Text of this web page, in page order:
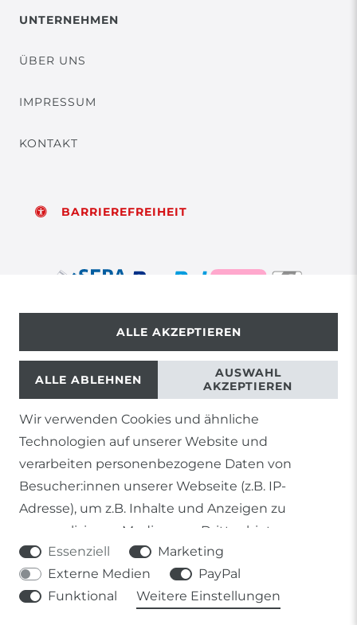
UNTERNEHMEN
ÜBER UNS
IMPRESSUM
KONTAKT
BARRIEREFREIHEIT
© Copyright 2026 | Alle Rechte vorbehalten.
1) Gilt nicht für Sendungen mit Futterinsekten,
Lebendpflanzen, Frostfutter oder lebende Tiere, sowie
Lieferungen per Spedition
2) gilt für sofort lieferbare Artikel und Produkte die keine
gesonderte Versandregelung besitzen.
Prozentangaben von Sonderangeboten auf die Ersparnis
gegenüber der UVP des Herstellers.
Wir verwenden Cookies und ähnliche
Technologien auf unserer Website und
verarbeiten personenbezogene Daten von
Besucher:innen unserer Webseite (z.B. IP-
Adresse), um z.B. Inhalte und Anzeigen zu
personalisieren, Medien von Drittanbietern
einzubinden oder Zugriffe auf unsere Website zu
analysieren. Die Datenverarbeitung erfolgt erst
durch gesetzte Cookies. Wir teilen diese Daten
Essenziell
Marketing
Externe Medien
PayPal
Funktional
Weitere Einstellungen
ALLE AKZEPTIEREN
ALLE ABLEHNEN
AUSWAHL
AKZEPTIEREN